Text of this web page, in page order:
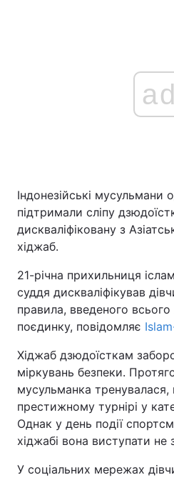
ad
Індонезійські мусульмани
підтримали сліпу
дискваліфіковану з
хіджаб.
21-річна прихильниця
суддя дискваліфікував
правила, введеного
поєдинку, повідомляє
Хіджаб дзюдоїсткам
міркувань безпеки.
мусульманка
престижному турнірі у
Однак у день події
хіджабі вона виступати не
У соціальних мережах